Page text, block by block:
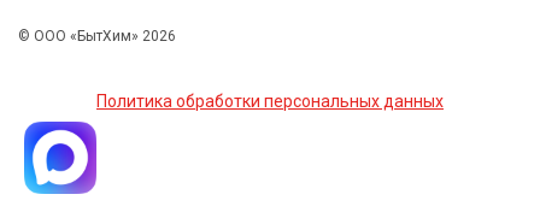
© ООО «БытХим» 2026
Политика обработки персональных данных